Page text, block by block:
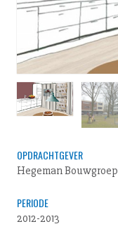
OPDRACHTGEVER
Hegeman Bouwgroep
PERIODE
2012-2013